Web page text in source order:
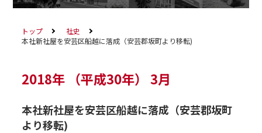
トップ
社史
本社新社屋を安芸区船越に落成（安芸郡坂町より移転)
2018年 （平成30年） 3月
本社新社屋を安芸区船越に落成（安芸郡坂町
より移転)